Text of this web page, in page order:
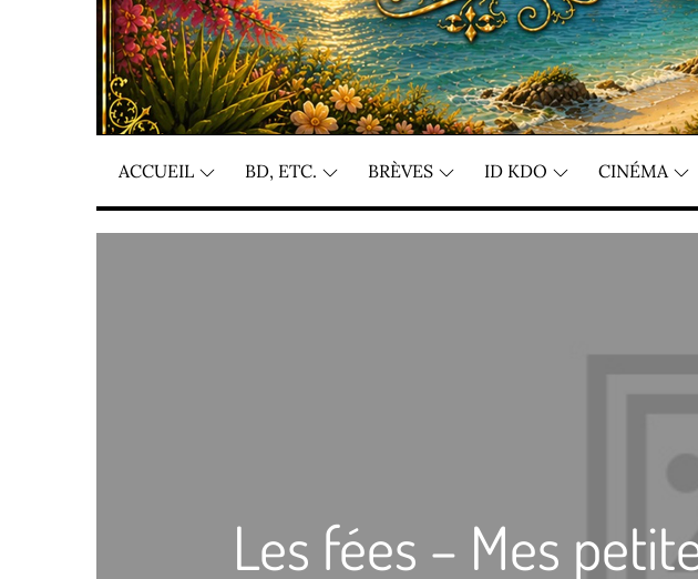
ACCUEIL BD, ETC. BRÈVES ID KDO CINÉMA
Les fées – Mes